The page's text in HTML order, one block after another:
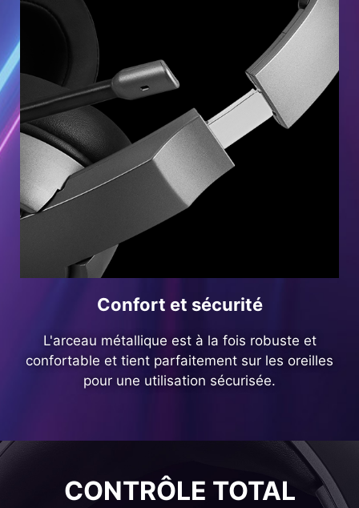
Confort et sécurité
L'arceau métallique est à la fois robuste et
confortable et tient parfaitement sur les oreilles
pour une utilisation sécurisée.
CONTRÔLE TOTAL